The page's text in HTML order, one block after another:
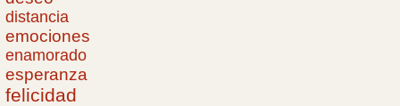
distancia
emociones
enamorado
esperanza
felicidad